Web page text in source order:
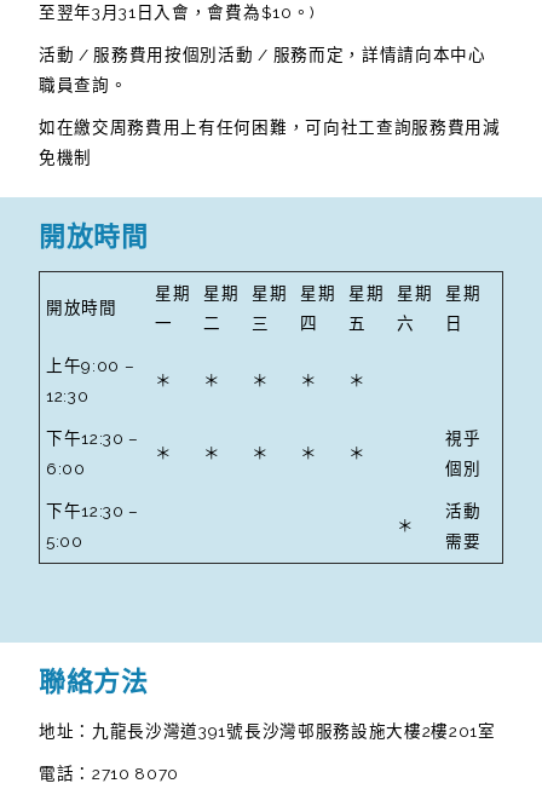
至翌年3月31日入會，會費為$10。)
活動 / 服務費用按個別活動 / 服務而定，詳情請向本中心
職員查詢。
如在繳交周務費用上有任何困難，可向社工查詢服務費用減
免機制
開放時間
開放時間
星期
一
星期
二
星期
三
星期
四
星期
五
星期
六
星期
日
上午9:00 –
12:30
＊ ＊ ＊ ＊ ＊
下午12:30 –
6:00
＊ ＊ ＊ ＊ ＊
視乎
個別
下午12:30 –
5:00
＊
活動
需要
聯絡方法
地址：九龍長沙灣道391號長沙灣邨服務設施大樓2樓201室
電話：2710 8070